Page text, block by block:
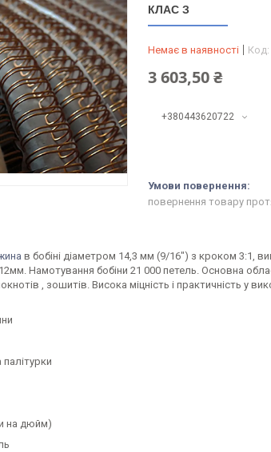
КЛАС З
Немає в наявності Код:
3 603,50 ₴
+380443620722
повернення товару
в бобіні діаметром 14,3 мм (9/16") з кроком 3:1,
Намотування бобіни 21 000 петель. Основна
, зошитів. Висока міцність і практичність у
на дюйм)